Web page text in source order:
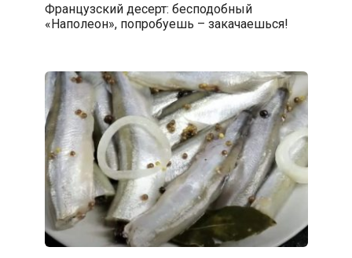
Французский десерт: бесподобный
«Наполеон», попробуешь – закачаешься!